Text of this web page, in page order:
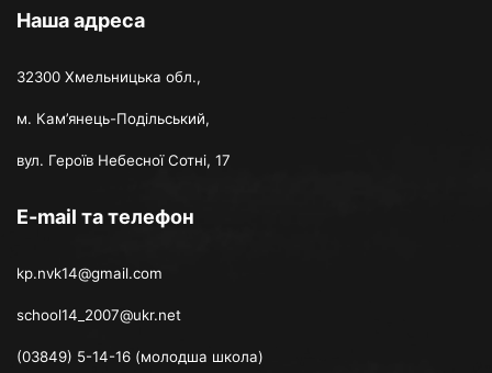
Наша адреса
32300 Хмельницька обл.,
м. Кам’янець-Подільський,
вул. Героїв Небесної Сотні, 17
E-mail та телефон
kp.nvk14@gmail.com
school14_2007@ukr.net
(03849) 5-14-16 (молодша школа)